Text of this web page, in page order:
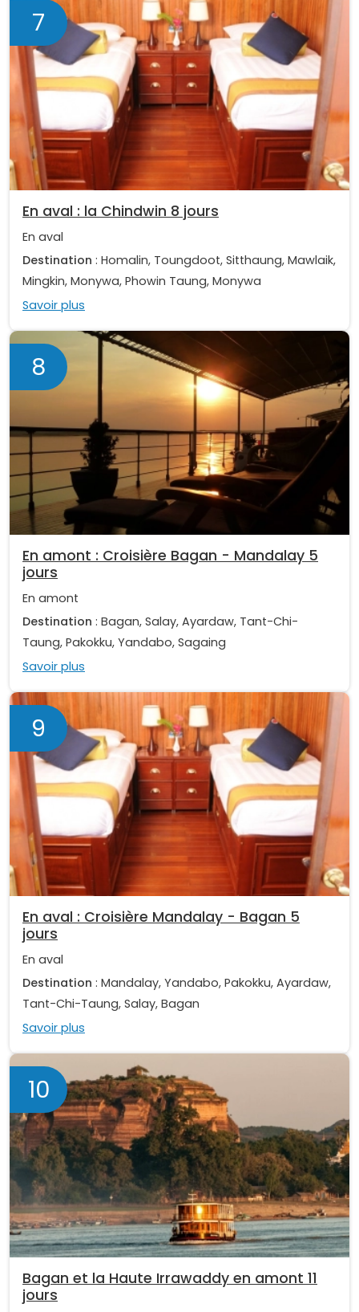
7
En aval : la Chindwin 8 jours
En aval
Destination : Homalin, Toungdoot, Sitthaung, Mawlaik,
Mingkin, Monywa, Phowin Taung, Monywa
Savoir plus
8
En amont : Croisière Bagan - Mandalay 5
jours
En amont
Destination : Bagan, Salay, Ayardaw, Tant-Chi-
Taung, Pakokku, Yandabo, Sagaing
Savoir plus
9
En aval : Croisière Mandalay - Bagan 5
jours
En aval
Destination : Mandalay, Yandabo, Pakokku, Ayardaw,
Tant-Chi-Taung, Salay, Bagan
Savoir plus
10
Bagan et la Haute Irrawaddy en amont 11
jours